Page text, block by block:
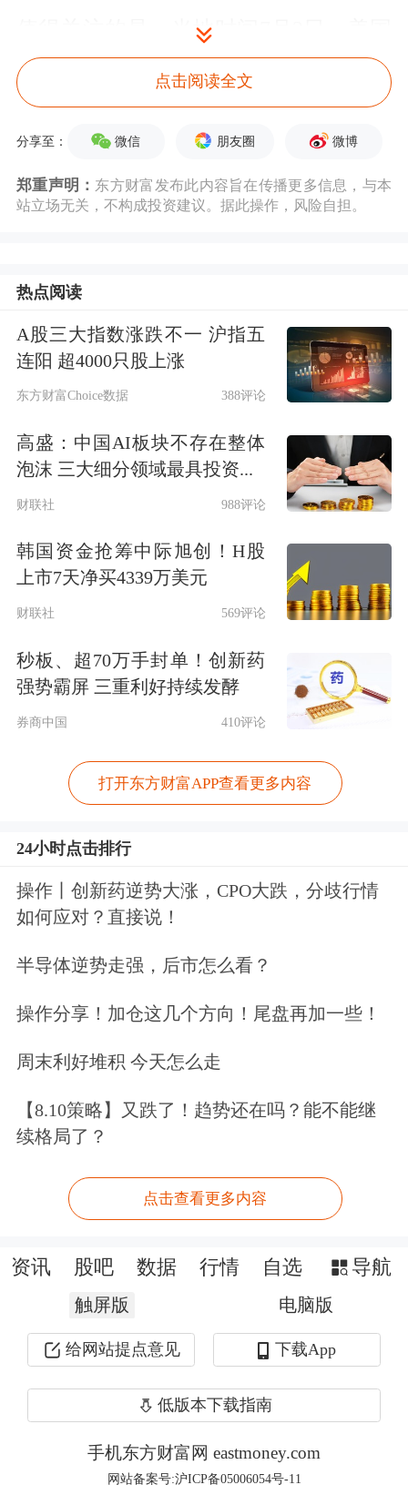
值得关注的是，当地时间7月2日，美国
总统特朗普再次施压鲍威尔辞职。当
天，特朗普在社交媒体上转发了一篇标
题为《联邦住房金融局局长：美联储主
席应接受国会调查》的文章。特朗普评
论称，“太迟先生”应该立即辞职。此
席鲍威尔称为“太迟先生”。近期，特朗
普连续发声，要求美联储进一步降息，
并以下一任美联储主席人选的话题对现
任主席鲍威尔施压。鲍威尔则回应称，
美联储货币政策必须“完全非政治”，重
申央行仍在观察美国关税带来的影响，
而后再进一步决策。
有分析指出，特朗普政府贸易与关税政
策的不确定性，叠加特朗普推动美联储
素。
警告
日前， 贝莱德发布2025年第三季度固定
收益展望报告。报告称，美国政府债务
激增，可能会削弱投资者对长期国债和
美元等美国关键资产的兴趣，令投资者
转向海外投资机会的理由更加充分。
在贸易混乱之下被重新审视。自2002年
以来，美元走弱与重大避险事件首次同
时发生，这促使相关机构重新考虑美国
猜测仍然牵强，全面“去美元化”还有很
点击阅读全文
分享至： 微信 朋友圈 微博
郑重声明： 东方财富发布此内容旨在传播更多信息，与本
站立场无关，不构成投资建议。据此操作，风险自担。
热点阅读
A股三大指数涨跌不一 沪指五
连阳 超4000只股上涨
东方财富Choice数据 388评论
高盛：中国AI板块不存在整体
泡沫 三大细分领域最具投资...
财联社 988评论
韩国资金抢筹中际旭创！H股
上市7天净买4339万美元
财联社 569评论
秒板、超70万手封单！创新药
强势霸屏 三重利好持续发酵
券商中国 410评论
打开东方财富APP查看更多内容
24小时点击排行
操作丨创新药逆势大涨，CPO大跌，分歧行情
如何应对？直接说！
半导体逆势走强，后市怎么看？
操作分享！加仓这几个方向！尾盘再加一些！
周末利好堆积 今天怎么走
【8.10策略】又跌了！趋势还在吗？能不能继
续格局了？
点击查看更多内容
资讯 股吧 数据 行情 自选 导航
触屏版 电脑版
给网站提点意见 下载App
低版本下载指南
手机东方财富网 eastmoney.com
网站备案号:沪ICP备05006054号-11